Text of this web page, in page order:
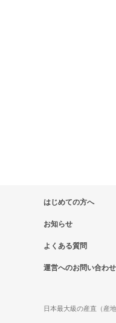
はじめての方へ
お知らせ
よくある質問
運営へのお問い合わせ
日本最大級の産直（産